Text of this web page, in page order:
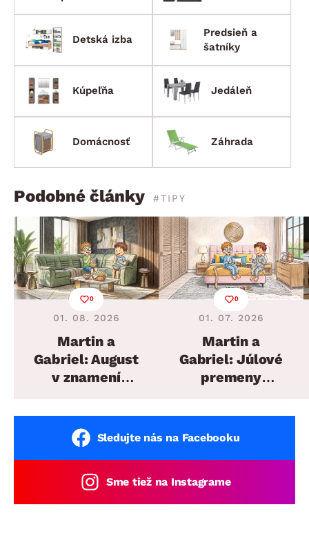
Detská izba
Predsieň a
šatníky
Kúpeľňa Jedáleň
Domácnosť Záhrada
Podobné články #TIPY
0
01. 08. 2026
Martin a
Gabriel: August
v znamení
sedacích súprav
0
01. 07. 2026
Martin a
Gabriel: Júlové
premeny
Sledujte nás na Facebooku
Sme tiež na Instagrame